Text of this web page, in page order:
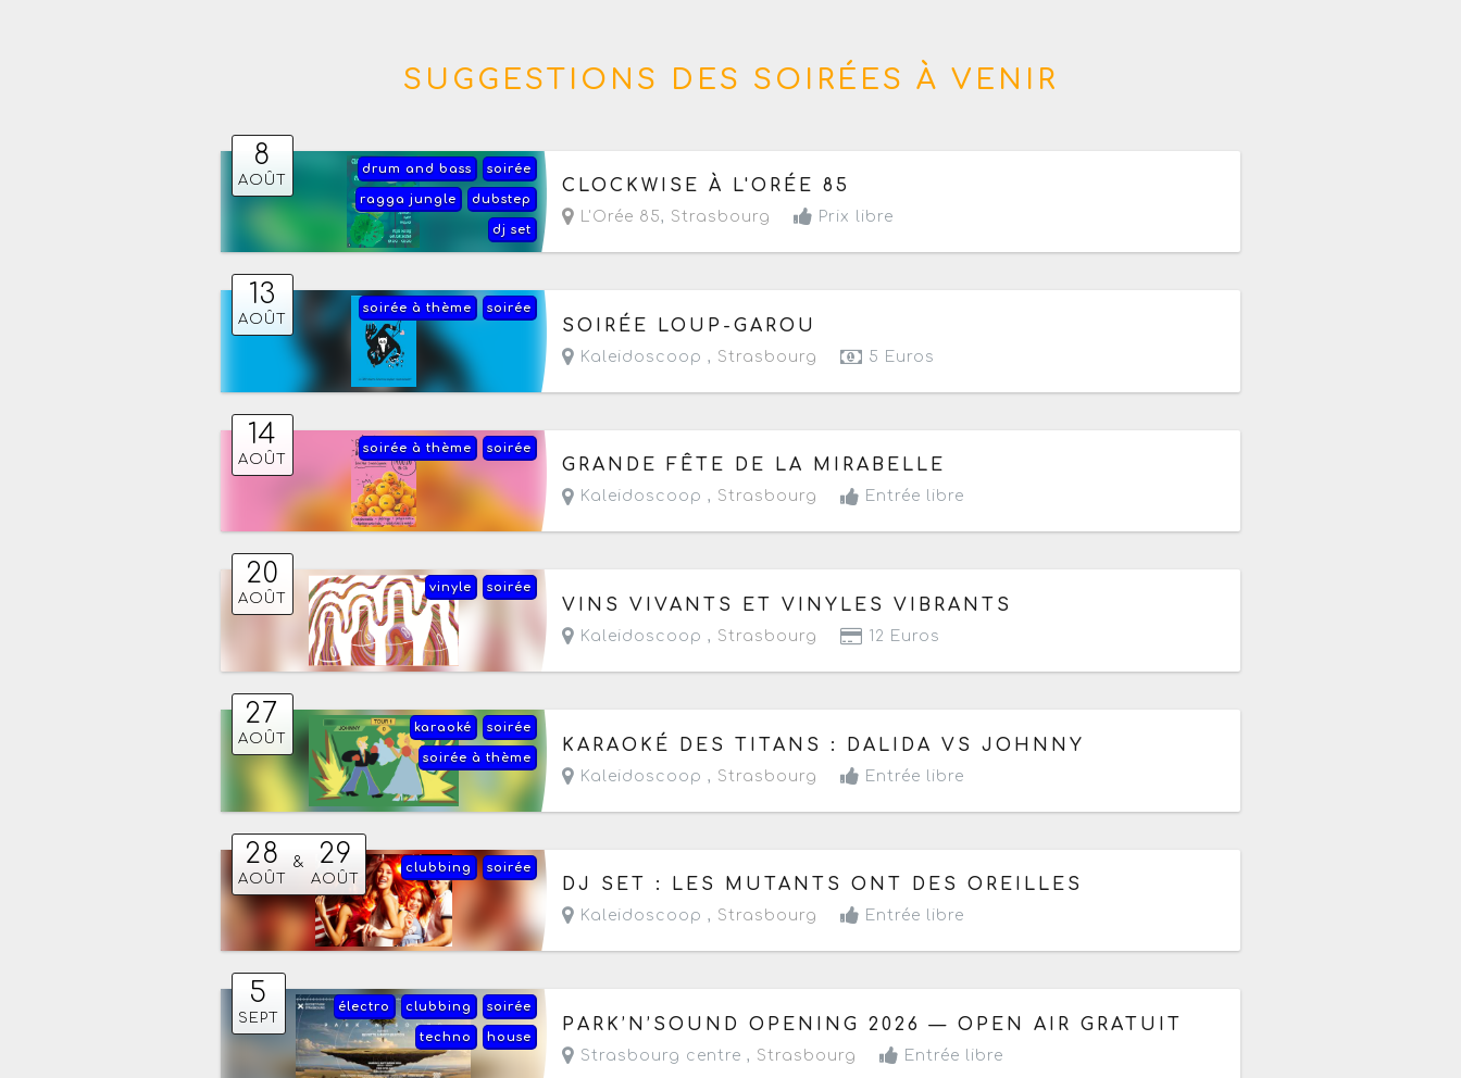
SUGGESTIONS DES SOIRÉES À VENIR
8
AOÛT
soirée
drum and bass
dubstep
ragga jungle
dj set
Demain, le samedi 8 août 2026 de 19h à 01h
CLOCKWISE À L'ORÉE 85
L'Orée 85, Strasbourg Prix libre
13
AOÛT
soirée
soirée à thème
Le jeudi 13 août 2026 de 19h à 22h
SOIRÉE LOUP-GAROU
Kaleidoscoop , Strasbourg 5 Euros
14
AOÛT
soirée
soirée à thème
Le vendredi 14 août 2026 de 18h à 23h
GRANDE FÊTE DE LA MIRABELLE
Kaleidoscoop , Strasbourg Entrée libre
20
AOÛT
soirée
vinyle
Le jeudi 20 août 2026 de 18h à 23h
VINS VIVANTS ET VINYLES VIBRANTS
Kaleidoscoop , Strasbourg 12 Euros
27
AOÛT
soirée
karaoké
soirée à thème
Le jeudi 27 août 2026 de 18h à 20h
KARAOKÉ DES TITANS : DALIDA VS JOHNNY
Kaleidoscoop , Strasbourg Entrée libre
28
AOÛT
& 29
AOÛT
soirée
clubbing
Du vendredi 28 au samedi 29 août 2026 de 20h à 01h
DJ SET : LES MUTANTS ONT DES OREILLES
Kaleidoscoop , Strasbourg Entrée libre
5
SEPT
soirée
clubbing
électro
house
techno
Le samedi 5 septembre 2026 de 15h à 22h
PARK’N’SOUND OPENING 2026 — OPEN AIR GRATUIT
Strasbourg centre , Strasbourg Entrée libre